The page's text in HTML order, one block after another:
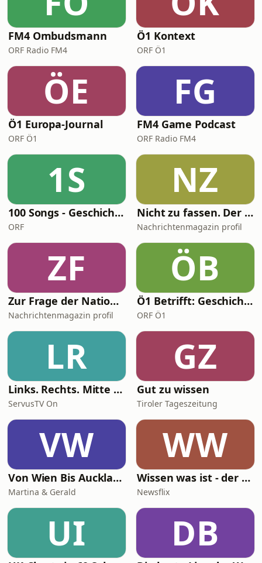
FM4 Ombudsmann
ORF Radio FM4
Ö1 Kontext
ORF Ö1
ÖE
Ö1 Europa-Journal
ORF Ö1
FG
FM4 Game Podcast
ORF Radio FM4
1S
100 Songs - Geschichte wird gemacht
ORF
NZ
Nicht zu fassen. Der profil-Investigativpodcast
Nachrichtenmagazin profil
ZF
Zur Frage der Nation. Der profil-Politikpodcast
Nachrichtenmagazin profil
ÖB
Ö1 Betrifft: Geschichte
ORF Ö1
LR
Links. Rechts. Mitte – Duell der Meinungsmacher
ServusTV On
GZ
Gut zu wissen
Tiroler Tageszeitung
VW
Von Wien Bis Auckland
Martina & Gerald
WW
Wissen was ist - der Newsflix-Podcast
Newsflix
UI DB